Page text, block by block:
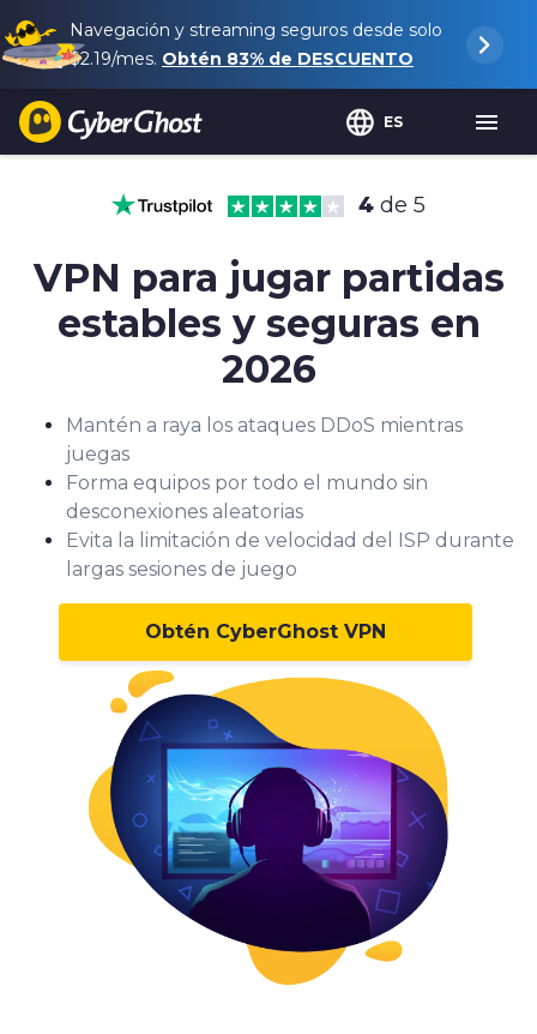
Navegación y streaming seguros desde solo
$2.19/mes. Obtén 83% de DESCUENTO
ES
4 de 5
VPN para jugar partidas
estables y seguras en
2026
Mantén a raya los ataques DDoS mientras
juegas
Forma equipos por todo el mundo sin
desconexiones aleatorias
Evita la limitación de velocidad del ISP durante
largas sesiones de juego
Obtén CyberGhost VPN